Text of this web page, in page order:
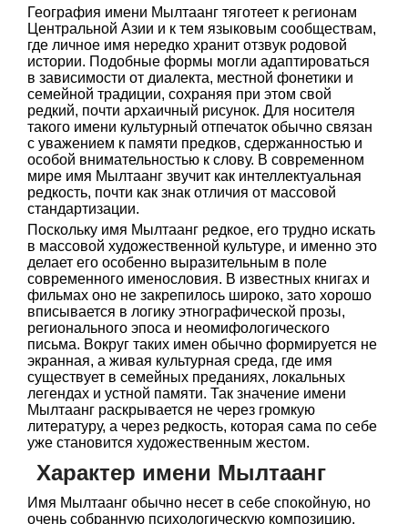
География имени Мылтаанг тяготеет к регионам
Центральной Азии и к тем языковым сообществам,
где личное имя нередко хранит отзвук родовой
истории. Подобные формы могли адаптироваться
в зависимости от диалекта, местной фонетики и
семейной традиции, сохраняя при этом свой
редкий, почти архаичный рисунок. Для носителя
такого имени культурный отпечаток обычно связан
с уважением к памяти предков, сдержанностью и
особой внимательностью к слову. В современном
мире имя Мылтаанг звучит как интеллектуальная
редкость, почти как знак отличия от массовой
стандартизации.
Поскольку имя Мылтаанг редкое, его трудно искать
в массовой художественной культуре, и именно это
делает его особенно выразительным в поле
современного именословия. В известных книгах и
фильмах оно не закрепилось широко, зато хорошо
вписывается в логику этнографической прозы,
регионального эпоса и неомифологического
письма. Вокруг таких имен обычно формируется не
экранная, а живая культурная среда, где имя
существует в семейных преданиях, локальных
легендах и устной памяти. Так значение имени
Мылтаанг раскрывается не через громкую
литературу, а через редкость, которая сама по себе
уже становится художественным жестом.
Характер имени Мылтаанг
Имя Мылтаанг обычно несет в себе спокойную, но
очень собранную психологическую композицию.